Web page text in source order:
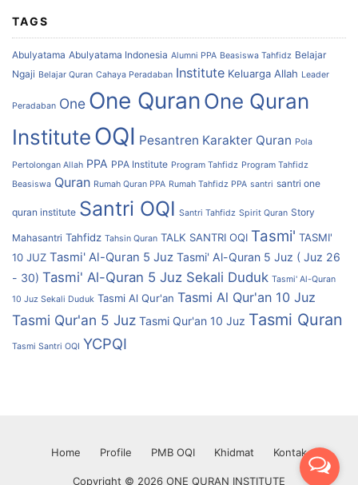
TAGS
Abulyatama Abulyatama Indonesia Alumni PPA Beasiswa Tahfidz Belajar
Ngaji Belajar Quran Cahaya Peradaban Institute Keluarga Allah Leader
Peradaban One One QuranOne Quran
InstituteOQI Pesantren Karakter Quran Pola
Pertolongan Allah PPA PPA Institute Program Tahfidz Program Tahfidz
Beasiswa Quran Rumah Quran PPA Rumah Tahfidz PPA santri santri one
quran institute Santri OQI Santri Tahfidz Spirit Quran Story
Mahasantri Tahfidz Tahsin Quran TALK SANTRI OQI Tasmi' TASMI'
10 JUZ Tasmi' Al-Quran 5 Juz Tasmi' Al-Quran 5 Juz ( Juz 26
- 30) Tasmi' Al-Quran 5 Juz Sekali Duduk Tasmi' Al-Quran
10 Juz Sekali Duduk Tasmi Al Qur'an Tasmi Al Qur'an 10 Juz
Tasmi Qur'an 5 Juz Tasmi Qur'an 10 Juz Tasmi Quran
Tasmi Santri OQI YCPQI
Home Profile PMB OQI Khidmat Kontak
Copyright © 2026 ONE QURAN INSTITUTE